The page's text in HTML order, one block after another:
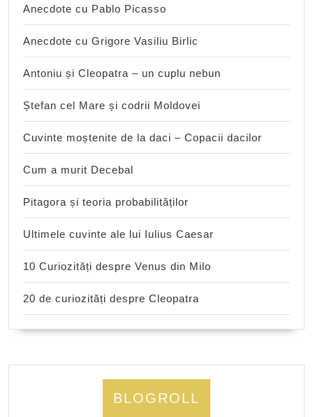
Anecdote cu Pablo Picasso
Anecdote cu Grigore Vasiliu Birlic
Antoniu și Cleopatra – un cuplu nebun
Ștefan cel Mare și codrii Moldovei
Cuvinte moștenite de la daci – Copacii dacilor
Cum a murit Decebal
Pitagora și teoria probabilităților
Ultimele cuvinte ale lui Iulius Caesar
10 Curiozități despre Venus din Milo
20 de curiozități despre Cleopatra
BLOGROLL